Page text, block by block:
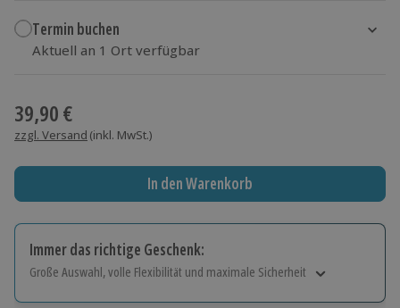
Termin buchen
Aktuell an 1 Ort verfügbar
39,90 €
zzgl. Versand (inkl. MwSt.)
In den Warenkorb
Immer das richtige Geschenk:
Große Auswahl, volle Flexibilität und maximale Sicherheit